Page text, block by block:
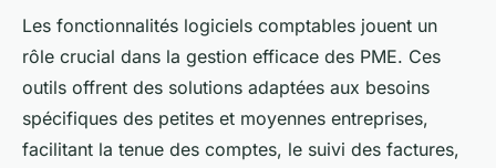
Les fonctionnalités logiciels comptables jouent un
rôle crucial dans la gestion efficace des PME. Ces
outils offrent des solutions adaptées aux besoins
spécifiques des petites et moyennes entreprises,
facilitant la tenue des comptes, le suivi des factures,